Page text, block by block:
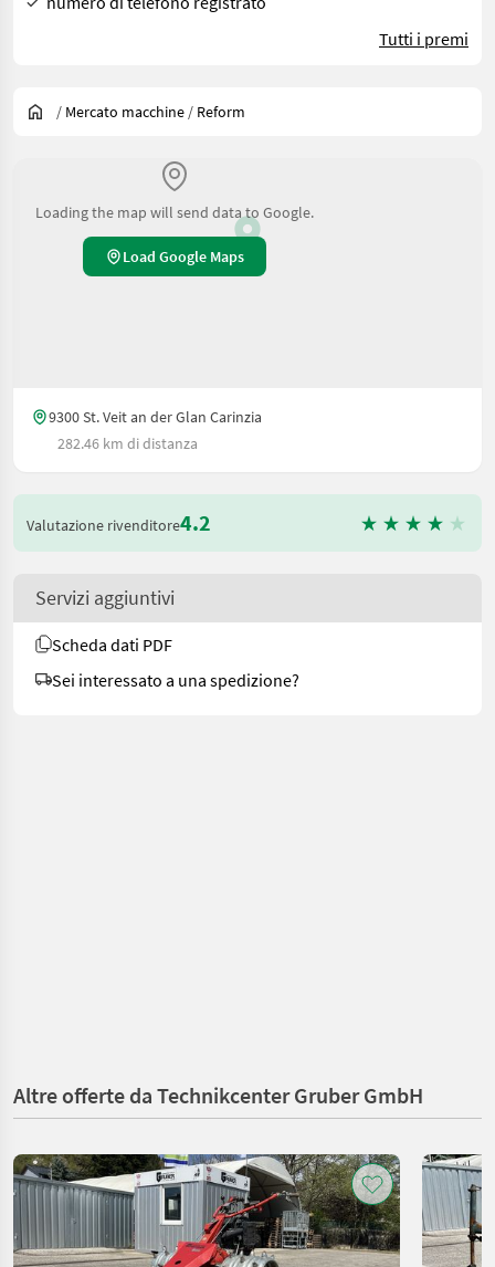
Tutti i premi
/ Mercato macchine / Reform
Loading the map will send data to Google.
Load Google Maps
9300 St. Veit an der Glan Carinzia
282.46 km di distanza
Valutazione rivenditore4.2
Servizi aggiuntivi
Scheda dati PDF
Sei interessato a una spedizione?
Altre offerte da Technikcenter Gruber GmbH